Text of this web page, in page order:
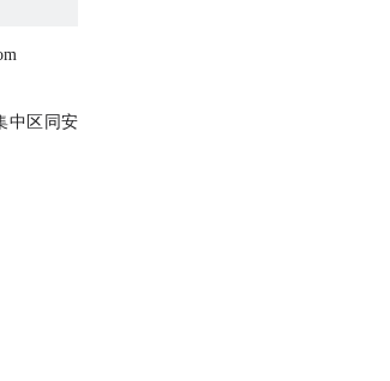
中区同安